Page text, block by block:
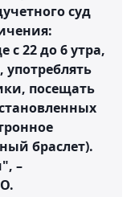
суд
22 до 6 утра,
посещать
браслет).
–